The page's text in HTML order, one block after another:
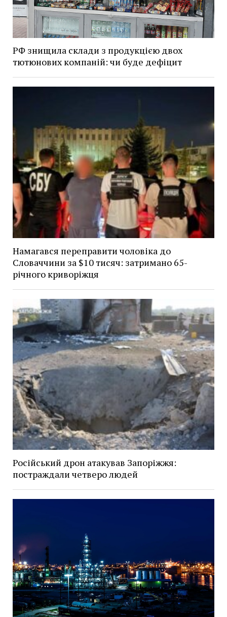
РФ знищила склади з продукцією двох
тютюнових компаній: чи буде дефіцит
Намагався переправити чоловіка до
Словаччини за $10 тисяч: затримано 65-
річного криворіжця
Російський дрон атакував Запоріжжя:
постраждали четверо людей